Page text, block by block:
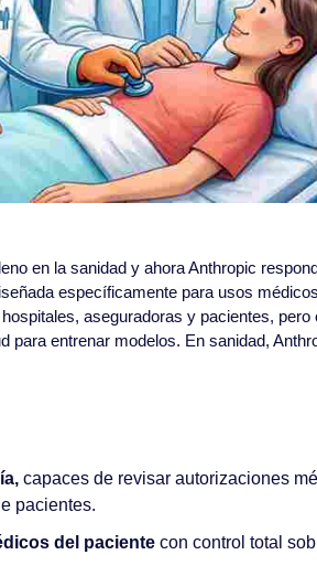
en la sanidad y ahora Anthropic
específicamente para usos
aseguradoras y pacientes,
para entrenar modelos. En sanidad,
capaces de revisar autorizaciones
pacientes.
del paciente con control total